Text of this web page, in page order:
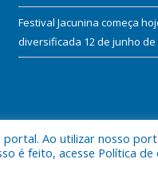
Festival Jacunina começa
diversificada 12 de junho de
Ao utilizar nosso
é feito, acesse Política de